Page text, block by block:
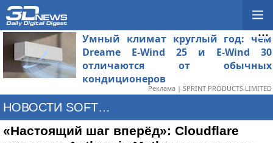
Умный климат круглый год: чем
Dreame E-Wind 25 и E-Wind 30
отличаются от обычных
кондиционеров
Реклама | SPRINT PRODUCTS LIMITED
НОВОСТИ SOFTWARE
«Настоящий шаг вперёд»: Cloudflare